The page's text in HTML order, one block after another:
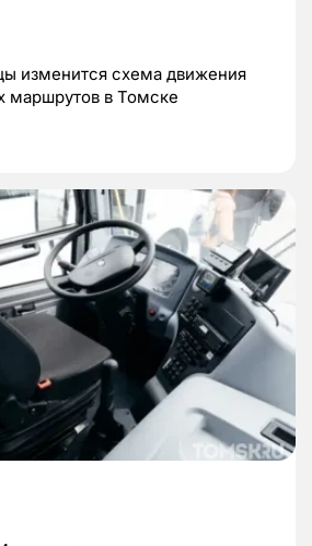
изменится схема движения
маршрутов в Томске